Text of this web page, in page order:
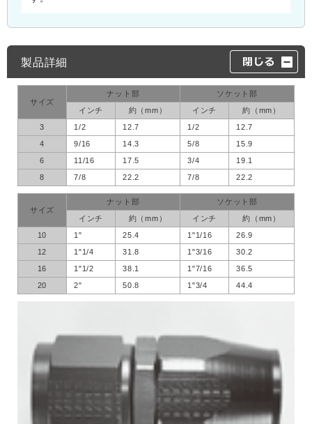
製品詳細
サイズ
ナット部
ソケット部
インチ
約（mm） インチ
約（mm）
3
1/2 12.7 1/2
12.7
4
9/16 14.3 5/8
15.9
6
11/16 17.5 3/4
19.1
8
7/8 22.2 7/8 22.2
サイズ
ナット部
ソケット部
インチ
約（mm） インチ
約（mm）
10
1" 25.4 1"1/16
26.9
12
1"1/4 31.8 1"3/16
30.2
16
1"1/2 38.1 1"7/16
36.5
20
2" 50.8 1"3/4 44.4